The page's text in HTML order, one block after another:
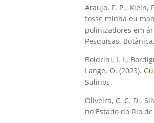
Araújo, F. P., Klein,
fosse minha eu
polinizadores em
Pesquisas,
Boldrini, I. I.,
Lange, O. (2023).
Sulinos.
Oliveira, C. C. D.,
no Estado do Rio